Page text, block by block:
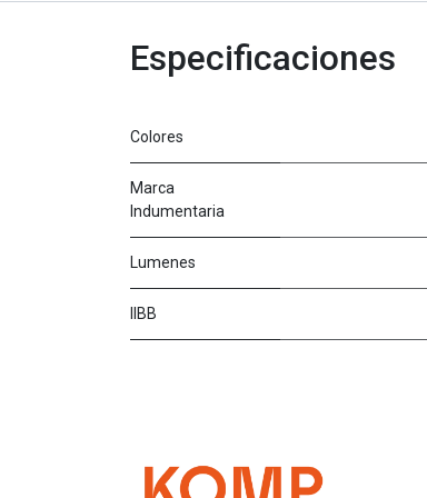
Especificaciones
Colores
Marca
Indumentaria
Lumenes
IIBB